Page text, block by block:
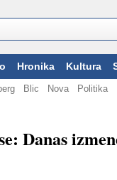
Hronika Kultura
Blic Nova Politika
Danas